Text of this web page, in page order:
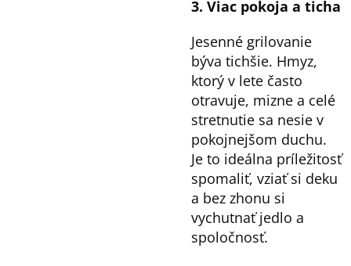
3. Viac pokoja a ticha
Jesenné grilovanie
býva tichšie. Hmyz,
ktorý v lete často
otravuje, mizne a celé
stretnutie sa nesie v
pokojnejšom duchu.
Je to ideálna príležitosť
spomaliť, vziať si deku
a bez zhonu si
vychutnať jedlo a
spoločnosť.